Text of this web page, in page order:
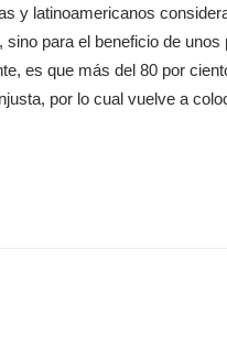
y latinoamericanos
para el beneficio de
es que más del 80 por
por lo cual vuelve a